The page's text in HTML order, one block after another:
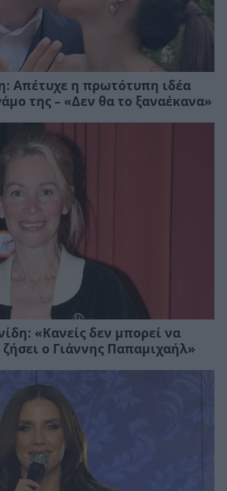
Απέτυχε η πρωτότυπη ιδέα
της – «Δεν θα το ξαναέκανα»
«Κανείς δεν μπορεί να
ζήσει ο Γιάννης Παπαμιχαήλ»